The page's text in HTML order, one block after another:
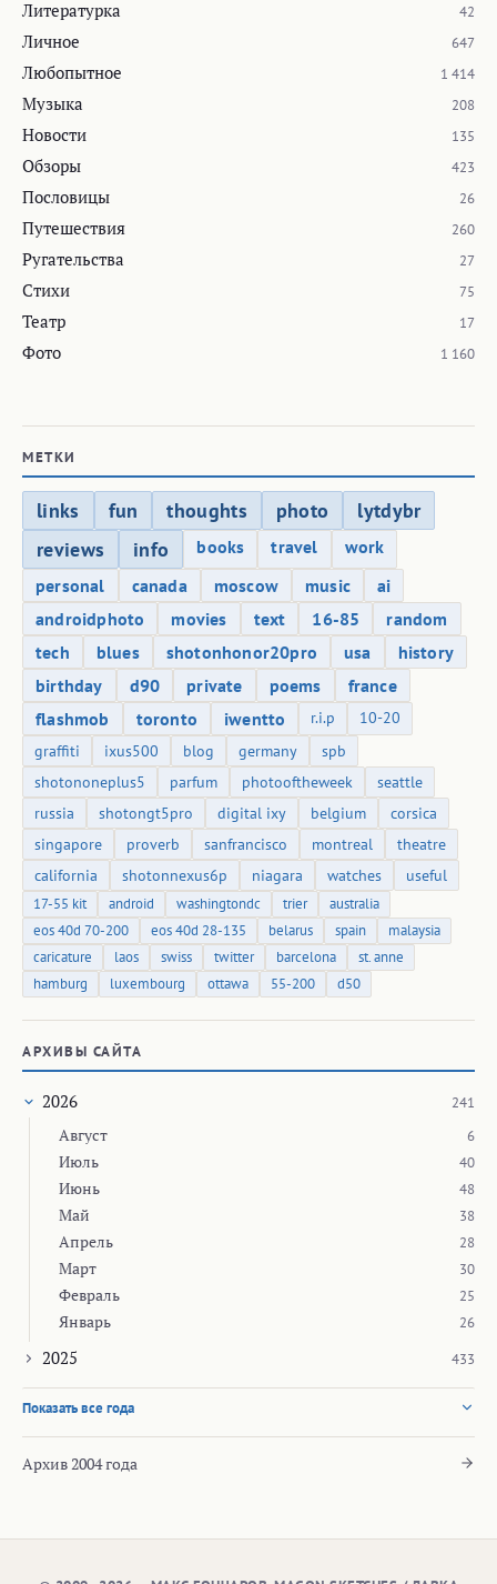
Литературка 42
Личное 647
Любопытное 1 414
Музыка 208
Новости 135
Обзоры 423
Пословицы 26
Путешествия 260
Ругательства 27
Стихи 75
Театр 17
Фото 1 160
МЕТКИ
links fun thoughts photo
lytdybr
reviews
info books travel
work
personal
canada moscow music
ai
androidphoto
movies text 16-85
random
tech
blues shotonhonor20pro usa
history
birthday
d90 private poems
france
flashmob
toronto iwentto r.i.p
10-20
graffiti
ixus500 blog germany
spb
shotononeplus5
parfum photooftheweek
seattle
russia
shotongt5pro digital ixy belgium
corsica
singapore
proverb sanfrancisco montreal
theatre
california
shotonnexus6p niagara watches useful
17-55 kit android washingtondc trier
australia
eos 40d 70-200
eos 40d 28-135 belarus spain
malaysia
caricature
laos swiss twitter barcelona
st. anne
hamburg
luxembourg ottawa 55-200 d50
АРХИВЫ САЙТА
2026 241
Август 6
Июль 40
Июнь 48
Май 38
Апрель 28
Март 30
Февраль 25
Январь 26
2025 433
Показать все года
Архив 2004 года